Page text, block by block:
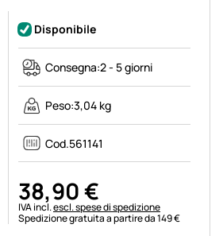
Disponibile
Consegna:2 - 5 giorni
Peso:3,04 kg
Cod.561141
38,90€
Informazioni fiscali:
IVA incl.escl. spese di spedizione
Spedizione gratuita a partire da 149 €